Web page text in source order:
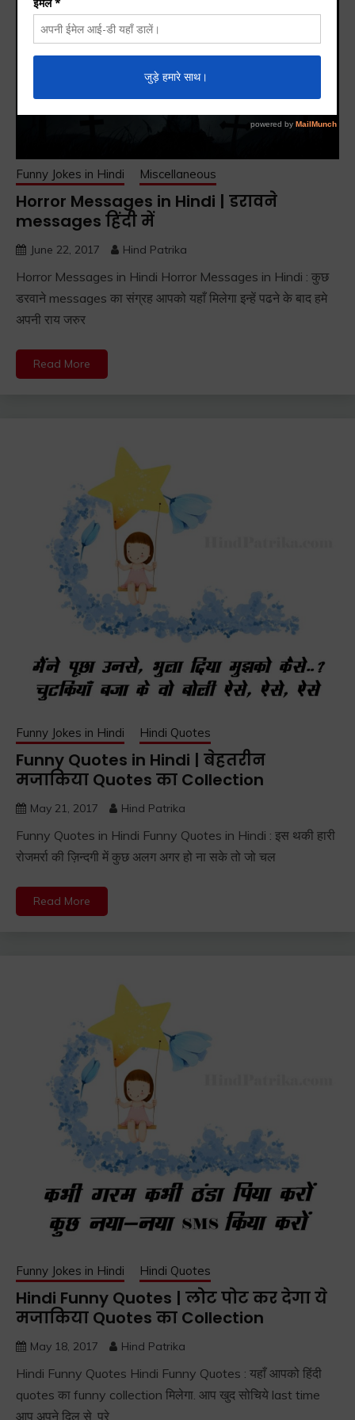
Funny Jokes in Hindi Miscellaneous
Horror Messages in Hindi | डरावने
messages हिंदी में
June 22, 2017 Hind Patrika
Horror Messages in Hindi Horror Messages in Hindi : कुछ
डरवाने messages का संग्रह आपको यहाँ मिलेगा इन्हें पढने के बाद हमे
अपनी राय जरुर
Read More
Funny Jokes in Hindi Hindi Quotes
Funny Quotes in Hindi | बेहतरीन
मजाकिया Quotes का Collection
May 21, 2017 Hind Patrika
Funny Quotes in Hindi Funny Quotes in Hindi : इस थकी हारी
रोजमर्रा की ज़िन्दगी में कुछ अलग अगर हो ना सके तो जो चल
Read More
Funny Jokes in Hindi Hindi Quotes
Hindi Funny Quotes | लोट पोट कर देगा ये
मजाकिया Quotes का Collection
May 18, 2017 Hind Patrika
Hindi Funny Quotes Hindi Funny Quotes : यहाँ आपको हिंदी
quotes का funny collection मिलेगा. आप खुद सोचिये last time
आप अपने दिल से, पुरे